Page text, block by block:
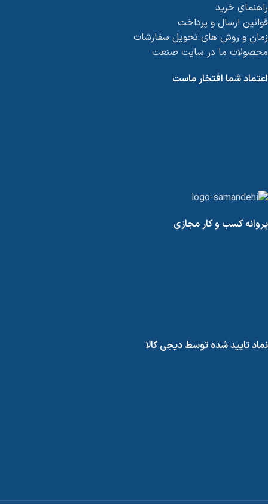
راهنمای خرید
قوانین ارسال و پرداخت
زمان و روش های تحویل سفارشات
محصولات ما در سایت صنعت
اعتماد شما افتخار ماست
پروانه کسب و کار مجازی
نماد تایید شده توسط دیجی کالا